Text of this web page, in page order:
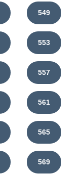
549
553
557
561
565
569